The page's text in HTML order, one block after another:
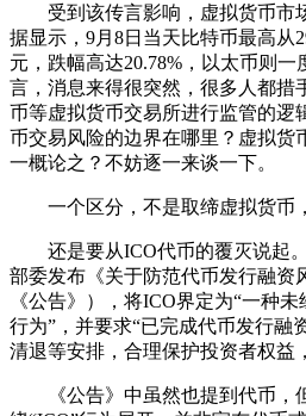
受到该传言影响，虚拟货币市
据显示，9月8日当天比特币最高从
元，跌幅高达20.78%，以太币则一
言，消息来得很突然，很多人都措
币等虚拟货币交易所进行监管的逻
币交易风险的边界在哪里？虚拟货
一概论之？不妨逐一来谈一下。
一个区分，不是取缔虚拟货币
还是要从ICO代币的覆灭说起。
部委发布《关于防范代币发行融资
《公告》），将ICO界定为“一种
行为”，并要求“已完成代币发行融
清退等安排，合理保护投资者权益
《公告》中虽然也提到代币，